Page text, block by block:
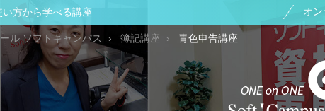
方から学べる講座 オ
ル ソフトキャンパス 簿記講座 青色申告講座